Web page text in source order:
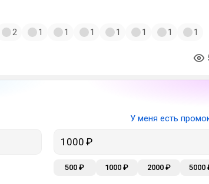
2 1 1 1 1 1 1 1
У меня есть
500 ₽ 1000 ₽ 2000 ₽ 5000